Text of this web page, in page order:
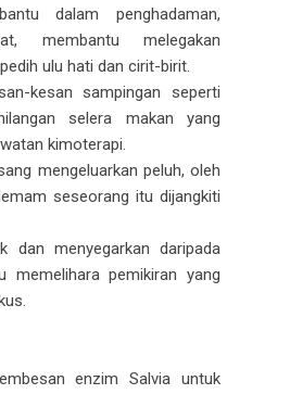
dalam penghadaman,
membantu melegakan
ulu hati dan cirit-birit.
kesan sampingan seperti
selera makan yang
kimoterapi.
mengeluarkan peluh, oleh
seseorang itu dijangkiti
dan menyegarkan daripada
memelihara pemikiran yang
enzim Salvia untuk